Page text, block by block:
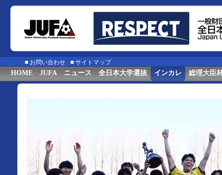
■ お問い合わせ ■ サイトマップ
HOME JUFA ニュース 全日本大学選抜 インカレ 総理大臣